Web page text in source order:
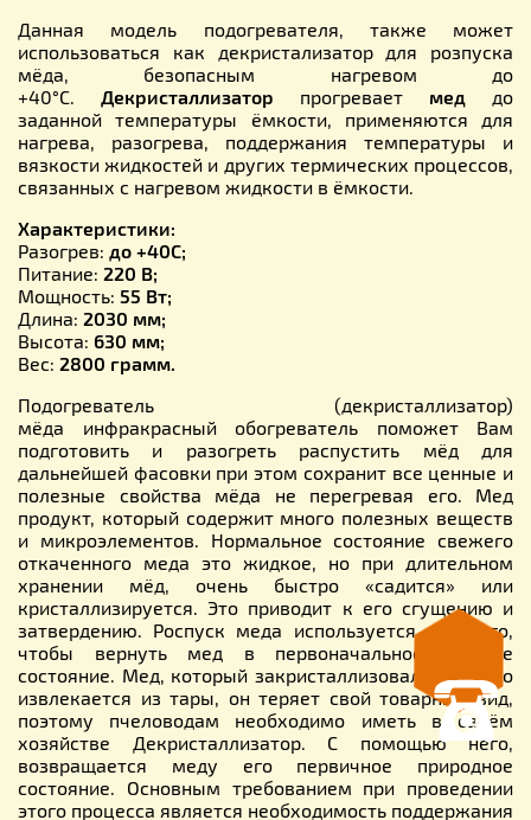
Данная модель подогревателя, также может
использоваться как декристализатор для розпуска
мёда, безопасным нагревом до
+40°С. Декристаллизатор прогревает мед до
заданной температуры ёмкости, применяются для
нагрева, разогрева, поддержания температуры и
вязкости жидкостей и других термических процессов,
связанных с нагревом жидкости в ёмкости.
Характеристики:
Разогрев: до +40С;
Питание: 220 В;
Мощность: 55 Вт;
Длина: 2030 мм;
Высота: 630 мм;
Вес: 2800 грамм.
Подогреватель (декристаллизатор)
мёда инфракрасный обогреватель поможет Вам
подготовить и разогреть распустить мёд для
дальнейшей фасовки при этом сохранит все ценные и
полезные свойства мёда не перегревая его. Мед
продукт, который содержит много полезных веществ
и микроэлементов. Нормальное состояние свежего
откаченного меда это жидкое, но при длительном
хранении мёд, очень быстро «садится» или
кристаллизируется. Это приводит к его сгущению и
затвердению. Роспуск меда используется для того,
чтобы вернуть мед в первоначальное жидкое
состояние. Мед, который закристаллизовался, трудно
извлекается из тары, он теряет свой товарный вид,
поэтому пчеловодам необходимо иметь в своём
хозяйстве Декристаллизатор. С помощью него,
возвращается меду его первичное природное
состояние. Основным требованием при проведении
этого процесса является необходимость поддержания